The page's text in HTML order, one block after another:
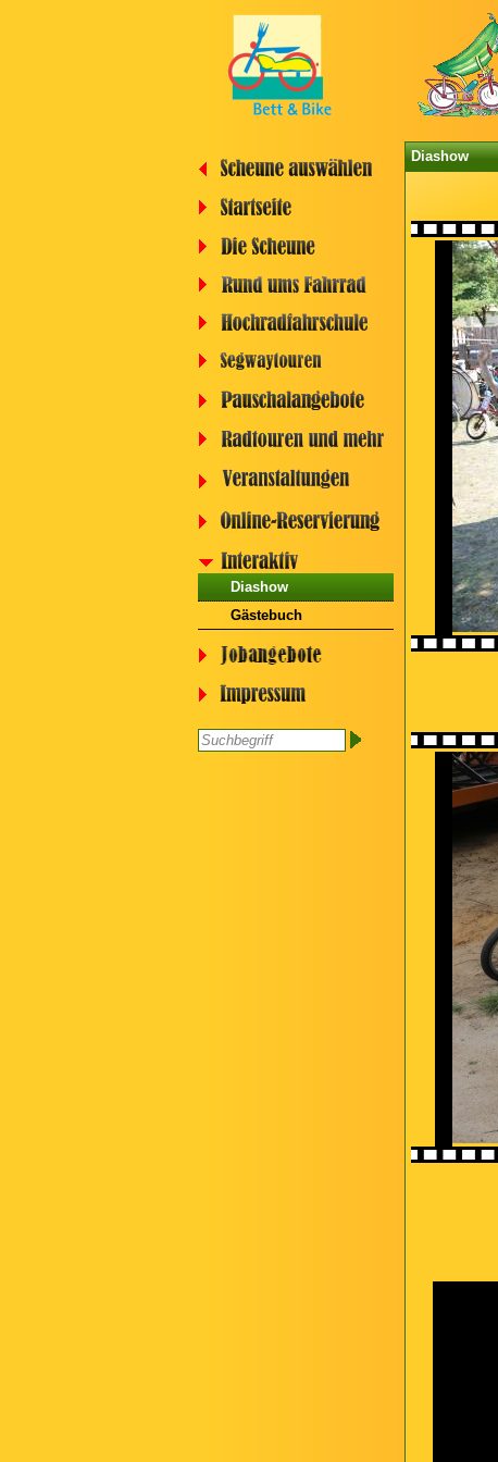
Diashow
Gästebuch
Diashow